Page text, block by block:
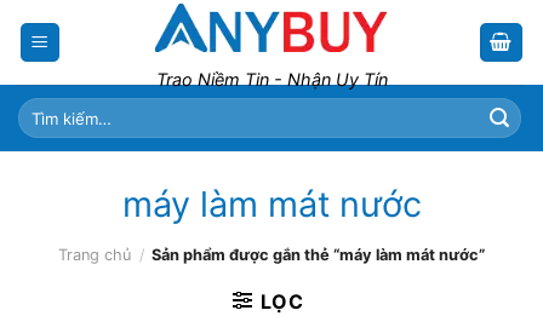
Trao Niềm Tin - Nhận Uy Tín
Tìm
kiếm:
máy làm mát nước
Trang chủ / Sản phẩm được gắn thẻ “máy làm mát nước”
LỌC